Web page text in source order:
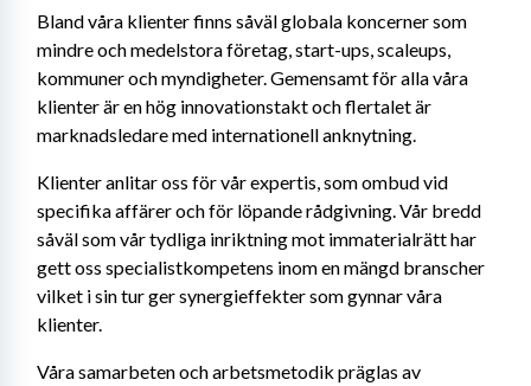
Bland våra klienter finns såväl globala koncerner som
mindre och medelstora företag, start-ups, scaleups,
kommuner och myndigheter. Gemensamt för alla våra
klienter är en hög innovationstakt och flertalet är
marknadsledare med internationell anknytning.
Klienter anlitar oss för vår expertis, som ombud vid
specifika affärer och för löpande rådgivning. Vår bredd
såväl som vår tydliga inriktning mot immaterialrätt har
gett oss specialistkompetens inom en mängd branscher
vilket i sin tur ger synergieffekter som gynnar våra
klienter.
Våra samarbeten och arbetsmetodik präglas av